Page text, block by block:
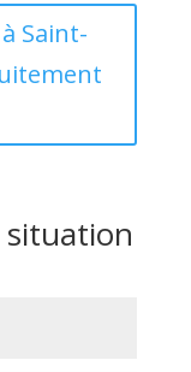
Saint-
situation